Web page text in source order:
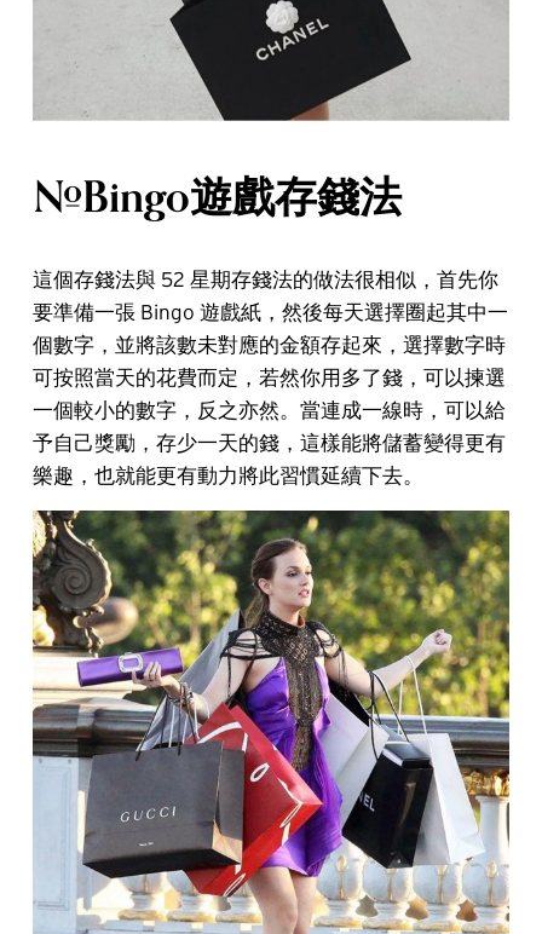
#Bingo遊戲存錢法
這個存錢法與 52 星期存錢法的做法很相似，首先你
要準備一張 Bingo 遊戲紙，然後每天選擇圈起其中一
個數字，並將該數未對應的金額存起來，選擇數字時
可按照當天的花費而定，若然你用多了錢，可以揀選
一個較小的數字，反之亦然。當連成一線時，可以給
予自己獎勵，存少一天的錢，這樣能將儲蓄變得更有
樂趣，也就能更有動力將此習慣延續下去。